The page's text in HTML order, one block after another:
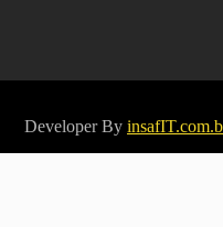
Developer By